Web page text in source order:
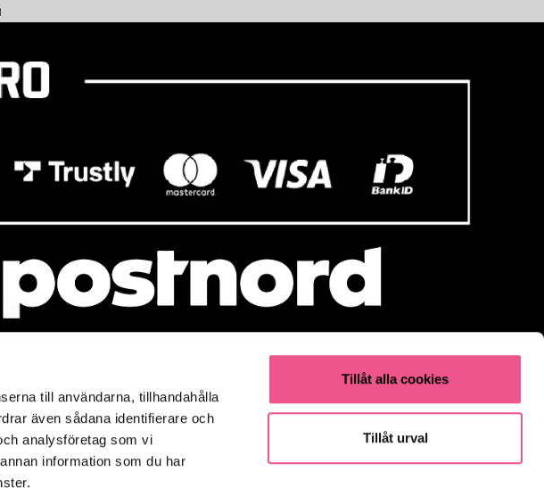
till användarna, tillhandahålla
även sådana identifierare och
analysföretag som vi
information som du har
Tillåt alla cookies
Tillåt urval
Populärt